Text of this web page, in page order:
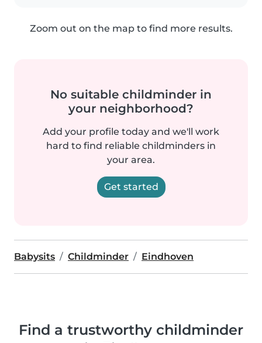
Zoom out on the map to find more results.
No suitable childminder in
your neighborhood?
Add your profile today and we'll work
hard to find reliable childminders in
your area.
Get started
Babysits Childminder Eindhoven
Find a trustworthy childminder